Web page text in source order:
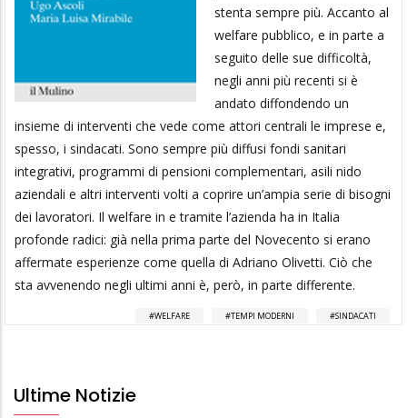
stenta sempre più. Accanto al
welfare pubblico, e in parte a
seguito delle sue difficoltà,
negli anni più recenti si è
andato diffondendo un
insieme di interventi che vede come attori centrali le imprese e,
spesso, i sindacati. Sono sempre più diffusi fondi sanitari
integrativi, programmi di pensioni complementari, asili nido
aziendali e altri interventi volti a coprire un’ampia serie di bisogni
dei lavoratori. Il welfare in e tramite l’azienda ha in Italia
profonde radici: già nella prima parte del Novecento si erano
affermate esperienze come quella di Adriano Olivetti. Ciò che
sta avvenendo negli ultimi anni è, però, in parte differente.
WELFARE TEMPI MODERNI SINDACATI
Ultime Notizie